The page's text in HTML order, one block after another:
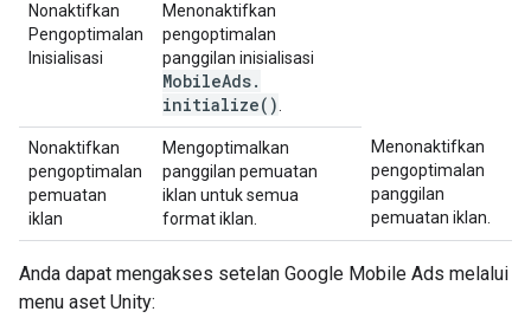
Nonaktifkan
Pengoptimalan
Inisialisasi
Menonaktifkan
pengoptimalan
panggilan inisialisasi
MobileAds.
initialize( )
Nonaktifkan
pengoptimalan
pemuatan
iklan
Mengoptimalkan
panggilan pemuatan
iklan untuk semua
format iklan.
Menonaktifkan
pengoptimalan
panggilan
pemuatan iklan.
Anda dapat mengakses setelan Google Mobile Ads melalui
menu aset Unity: